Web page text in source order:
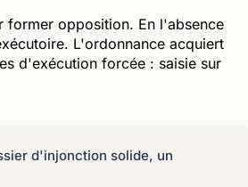
opposition. En l'absence
L'ordonnance acquiert
d'exécution forcée : saisie sur
d'injonction solide, un